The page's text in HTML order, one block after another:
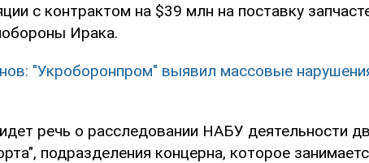
с контрактом на $39 млн на поставку
Ирака.
"Укроборонпром" выявил массовые
речь о расследовании НАБУ деятельности
подразделения концерна, которое